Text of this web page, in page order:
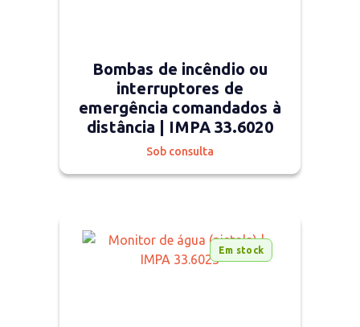
Bombas de incêndio ou
interruptores de
emergência comandados à
distância | IMPA 33.6020
Sob consulta
Em stock